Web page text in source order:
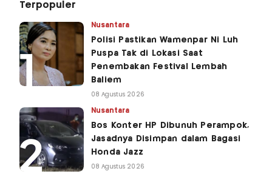
Terpopuler
Nusantara
Polisi Pastikan Wamenpar Ni Luh
Puspa Tak di Lokasi Saat
Penembakan Festival Lembah
Baliem
08 Agustus 2026
Nusantara
Bos Konter HP Dibunuh Perampok,
Jasadnya Disimpan dalam Bagasi
Honda Jazz
08 Agustus 2026